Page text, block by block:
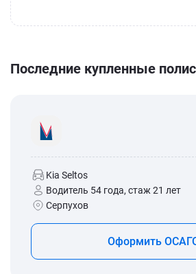
Последние купленные
Kia Seltos
Водитель 54 года, стаж 21 лет
Серпухов
Оформить